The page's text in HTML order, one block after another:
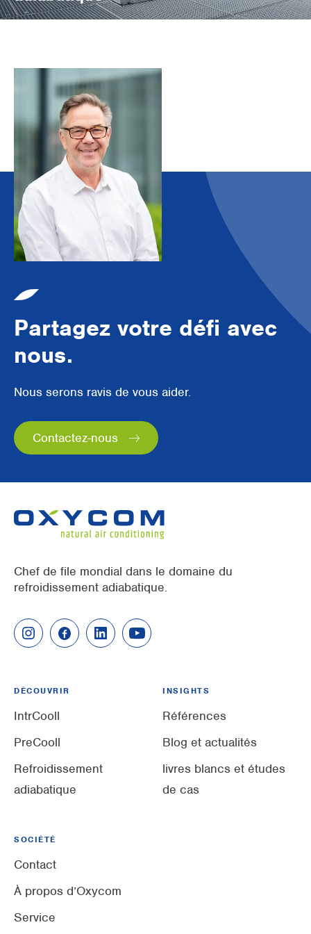
Partagez votre défi avec
nous.
Nous serons ravis de vous aider.
Contactez-nous
Chef de file mondial dans le domaine du
refroidissement adiabatique.
DÉCOUVRIR
IntrCooll
PreCooll
Refroidissement
adiabatique
INSIGHTS
Références
Blog et actualités
livres blancs et études
de cas
SOCIÉTÉ
Contact
À propos d’Oxycom
Service